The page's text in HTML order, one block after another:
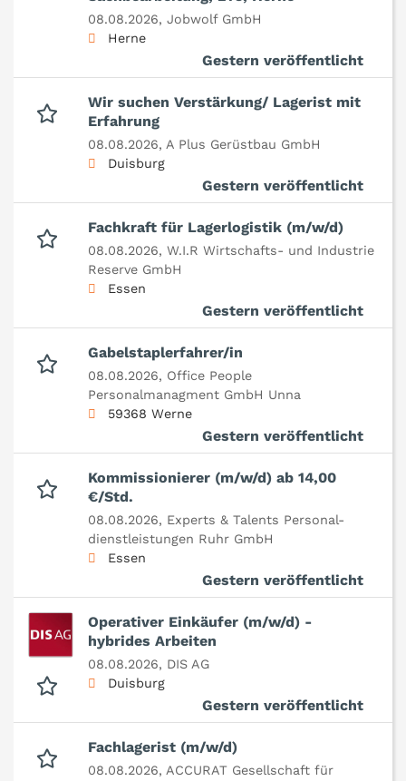
08.08.2026, Jobwolf GmbH
Herne
Gestern veröffentlicht
Wir suchen Verstärkung/ Lagerist mit
Erfahrung
08.08.2026, A Plus Gerüstbau GmbH
Duisburg
Gestern veröffentlicht
Fachkraft für Lagerlogistik (m/w/d)
08.08.2026, W.I.R Wirtschafts- und Industrie
Reserve GmbH
Essen
Gestern veröffentlicht
Gabelstaplerfahrer/in
08.08.2026, Office People
Personalmanagment GmbH Unna
59368 Werne
Gestern veröffentlicht
Kommissionierer (m/w/d) ab 14,00
€/Std.
08.08.2026, Experts & Talents Personal-
dienstleistungen Ruhr GmbH
Essen
Gestern veröffentlicht
Operativer Einkäufer (m/w/d) -
hybrides Arbeiten
08.08.2026, DIS AG
Duisburg
Gestern veröffentlicht
Fachlagerist (m/w/d)
08.08.2026, ACCURAT Gesellschaft für